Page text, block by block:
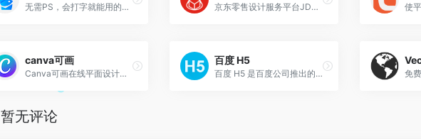
无需PS，会打字就能用的图片、视频编辑器。 京东零售设计服务平台JDR DESIGN - 隶属于京东零售集团，专注于无界零售下完美购物体验的设计探索与尝试，商业价值与用户体验的平衡。 使
canva可画
Canva可画在线平面设计软件
百度 H5
百度 H5 是百度公司推出的移动端 H5 页面快速制作工具平台。 免
暂无评论